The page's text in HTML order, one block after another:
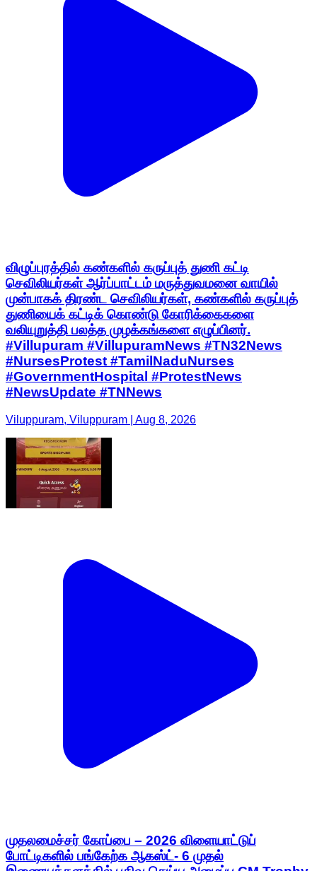
விழுப்புரத்தில் கண்களில் கருப்புத் துணி கட்டி
செவிலியர்கள் ஆர்ப்பாட்டம் மருத்துவமனை வாயில்
முன்பாகக் திரண்ட செவிலியர்கள், கண்களில் கருப்புத்
துணியைக் கட்டிக் கொண்டு கோரிக்கைகளை
வலியுறுத்தி பலத்த முழக்கங்களை எழுப்பினர்.
#Villupuram #VillupuramNews #TN32News
#NursesProtest #TamilNaduNurses
#GovernmentHospital #ProtestNews
#NewsUpdate #TNNews
Viluppuram, Viluppuram | Aug 8, 2026
முதலமைச்சர் கோப்பை – 2026 விளையாட்டுப்
போட்டிகளில் பங்கேற்க ஆகஸ்ட்- 6 முதல்